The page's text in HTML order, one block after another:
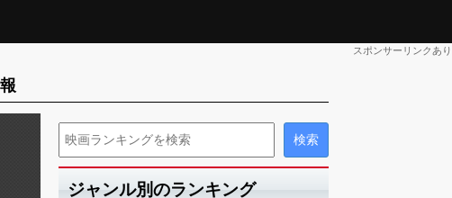
スポンサーリンクあり
ジャンル別のランキング